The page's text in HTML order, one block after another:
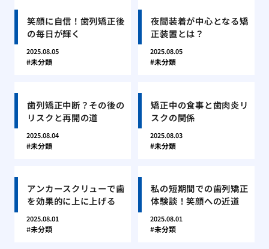
笑顔に自信！歯列矯正後
の毎日が輝く
2025.08.05
未分類
夜間装着が中心となる矯
正装置とは？
2025.08.05
未分類
歯列矯正中断？その後の
リスクと再開の道
2025.08.04
未分類
矯正中の食事と歯肉炎リ
スクの関係
2025.08.03
未分類
アンカースクリューで歯
を効果的に上に上げる
2025.08.01
未分類
私の短期間での歯列矯正
体験談！笑顔への近道
2025.08.01
未分類